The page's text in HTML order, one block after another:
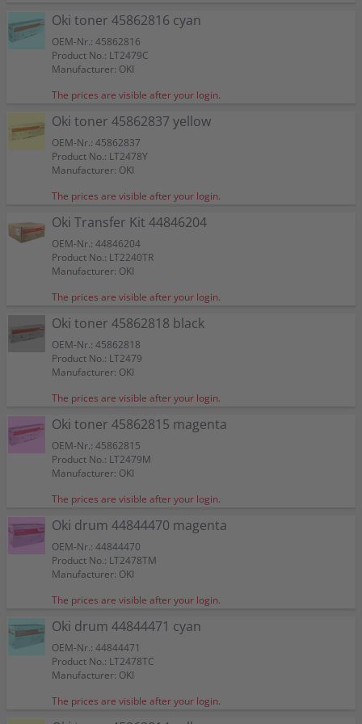
Oki toner 45862816 cyan
OEM-Nr.: 45862816
Product No.: LT2479C
Manufacturer: OKI
The prices are visible after your login.
Oki toner 45862837 yellow
OEM-Nr.: 45862837
Product No.: LT2478Y
Manufacturer: OKI
The prices are visible after your login.
Oki Transfer Kit 44846204
OEM-Nr.: 44846204
Product No.: LT2240TR
Manufacturer: OKI
The prices are visible after your login.
Oki toner 45862818 black
OEM-Nr.: 45862818
Product No.: LT2479
Manufacturer: OKI
The prices are visible after your login.
Oki toner 45862815 magenta
OEM-Nr.: 45862815
Product No.: LT2479M
Manufacturer: OKI
The prices are visible after your login.
Oki drum 44844470 magenta
OEM-Nr.: 44844470
Product No.: LT2478TM
Manufacturer: OKI
The prices are visible after your login.
Oki drum 44844471 cyan
OEM-Nr.: 44844471
Product No.: LT2478TC
Manufacturer: OKI
The prices are visible after your login.